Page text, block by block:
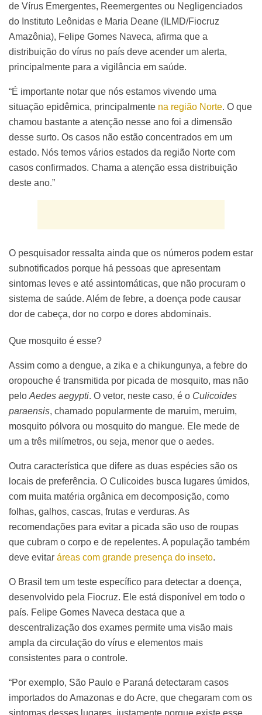
de Vírus Emergentes, Reemergentes ou Negligenciados
do Instituto Leônidas e Maria Deane (ILMD/Fiocruz
Amazônia), Felipe Gomes Naveca, afirma que a
distribuição do vírus no país deve acender um alerta,
principalmente para a vigilância em saúde.
“É importante notar que nós estamos vivendo uma
situação epidêmica, principalmente na região Norte. O que
chamou bastante a atenção nesse ano foi a dimensão
desse surto. Os casos não estão concentrados em um
estado. Nós temos vários estados da região Norte com
casos confirmados. Chama a atenção essa distribuição
deste ano.”
O pesquisador ressalta ainda que os números podem estar
subnotificados porque há pessoas que apresentam
sintomas leves e até assintomáticas, que não procuram o
sistema de saúde. Além de febre, a doença pode causar
dor de cabeça, dor no corpo e dores abdominais.
Que mosquito é esse?
Assim como a dengue, a zika e a chikungunya, a febre do
oropouche é transmitida por picada de mosquito, mas não
pelo Aedes aegypti. O vetor, neste caso, é o Culicoides
paraensis, chamado popularmente de maruim, meruim,
mosquito pólvora ou mosquito do mangue. Ele mede de
um a três milímetros, ou seja, menor que o aedes.
Outra característica que difere as duas espécies são os
locais de preferência. O Culicoides busca lugares úmidos,
com muita matéria orgânica em decomposição, como
folhas, galhos, cascas, frutas e verduras. As
recomendações para evitar a picada são uso de roupas
que cubram o corpo e de repelentes. A população também
deve evitar áreas com grande presença do inseto.
O Brasil tem um teste específico para detectar a doença,
desenvolvido pela Fiocruz. Ele está disponível em todo o
país. Felipe Gomes Naveca destaca que a
descentralização dos exames permite uma visão mais
ampla da circulação do vírus e elementos mais
consistentes para o controle.
“Por exemplo, São Paulo e Paraná detectaram casos
importados do Amazonas e do Acre, que chegaram com os
sintomas desses lugares, justamente porque existe esse